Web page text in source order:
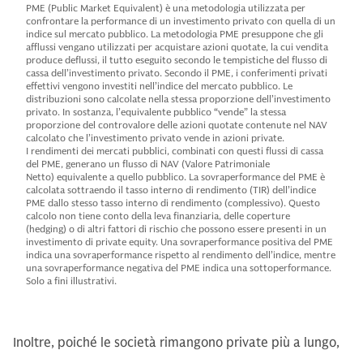
PME (Public Market Equivalent) è una metodologia utilizzata per
confrontare la performance di un investimento privato con quella di un
indice sul mercato pubblico. La metodologia PME presuppone che gli
afflussi vengano utilizzati per acquistare azioni quotate, la cui vendita
produce deflussi, il tutto eseguito secondo le tempistiche del flusso di
cassa dell’investimento privato. Secondo il PME, i conferimenti privati
effettivi vengono investiti nell’indice del mercato pubblico. Le
distribuzioni sono calcolate nella stessa proporzione dell’investimento
privato. In sostanza, l’equivalente pubblico “vende” la stessa
proporzione del controvalore delle azioni quotate contenute nel NAV
calcolato che l’investimento privato vende in azioni private.
I rendimenti dei mercati pubblici, combinati con questi flussi di cassa
del PME, generano un flusso di NAV (Valore Patrimoniale
Netto) equivalente a quello pubblico. La sovraperformance del PME è
calcolata sottraendo il tasso interno di rendimento (TIR) dell’indice
PME dallo stesso tasso interno di rendimento (complessivo). Questo
calcolo non tiene conto della leva finanziaria, delle coperture
(hedging) o di altri fattori di rischio che possono essere presenti in un
investimento di private equity. Una sovraperformance positiva del PME
indica una sovraperformance rispetto al rendimento dell’indice, mentre
una sovraperformance negativa del PME indica una sottoperformance.
Solo a fini illustrativi.
Inoltre, poiché le società rimangono private più a lungo,